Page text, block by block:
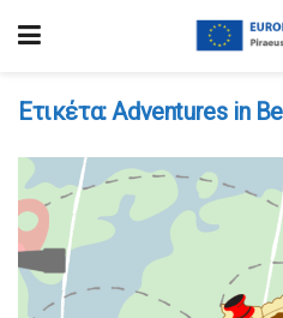
Ετικέτα:Adventures in